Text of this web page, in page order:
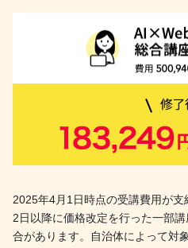
2025年4月1日時点の受講費用が
2日以降に価格改定を行った一部
合があります。自治体によって対